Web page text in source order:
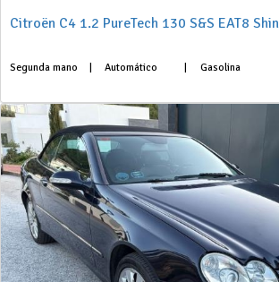
Citroën C4 1.2 PureTech 130 S&S EAT8
Segunda mano Automático Gasolina